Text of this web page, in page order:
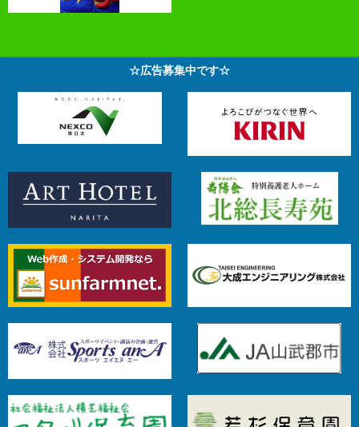
☆広告募集中です☆